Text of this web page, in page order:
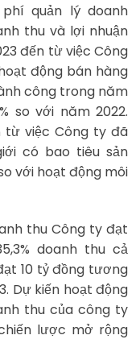
quản lý doanh
thu và lợi nhuận
đến từ việc Công
động bán hàng
công trong năm
so với năm 2022.
từ việc Công ty đã
có bao tiêu sản
với hoạt động môi
thu Công ty đạt
doanh thu cả
10 tỷ đồng tương
Dự kiến hoạt động
thu của công ty
lược mở rộng